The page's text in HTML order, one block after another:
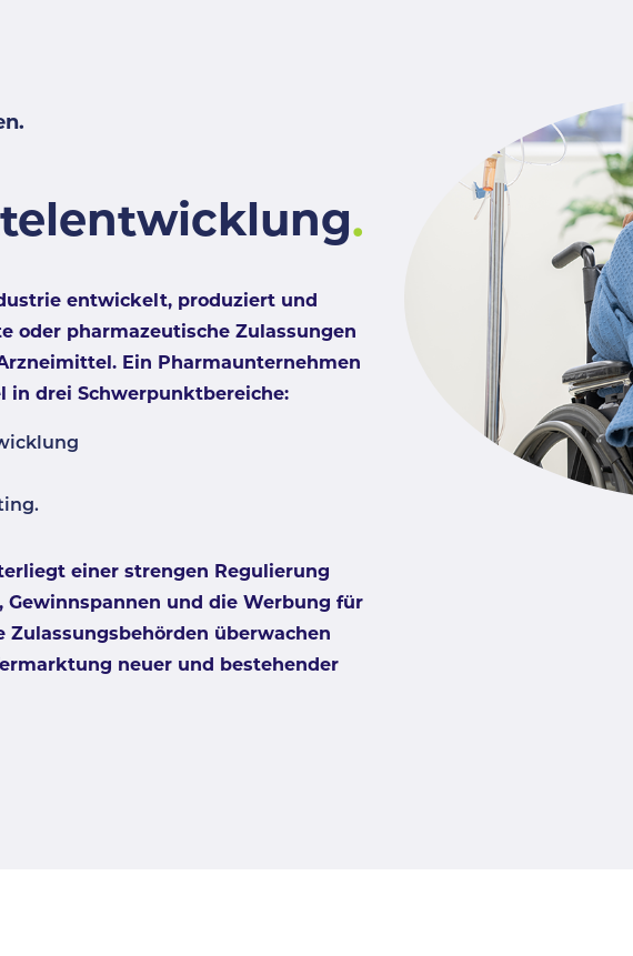
.
entwickelt, produziert und
oder pharmazeutische Zulassungen
Ein Pharmaunternehmen
in drei Schwerpunktbereiche:
einer strengen Regulierung
Gewinnspannen und die Werbung für
Zulassungsbehörden überwachen
neuer und bestehender